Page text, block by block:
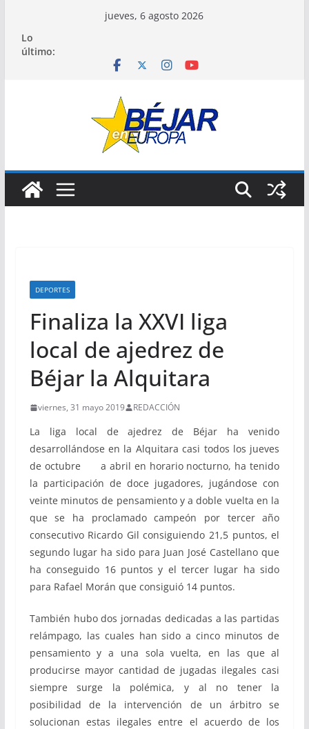
contenido
jueves, 6 agosto 2026
Lo
último:
DEPORTES
Finaliza la XXVI liga
local de ajedrez de
Béjar la Alquitara
viernes, 31 mayo 2019 REDACCIÓN
La liga local de ajedrez de Béjar ha venido
desarrollándose en la Alquitara casi todos los jueves
de octubre a abril en horario nocturno, ha tenido
la participación de doce jugadores, jugándose con
veinte minutos de pensamiento y a doble vuelta en la
que se ha proclamado campeón por tercer año
consecutivo Ricardo Gil consiguiendo 21,5 puntos, el
segundo lugar ha sido para Juan José Castellano que
ha conseguido 16 puntos y el tercer lugar ha sido
para Rafael Morán que consiguió 14 puntos.
También hubo dos jornadas dedicadas a las partidas
relámpago, las cuales han sido a cinco minutos de
pensamiento y a una sola vuelta, en las que al
producirse mayor cantidad de jugadas ilegales casi
siempre surge la polémica, y al no tener la
posibilidad de la intervención de un árbitro se
solucionan estas ilegales entre el acuerdo de los